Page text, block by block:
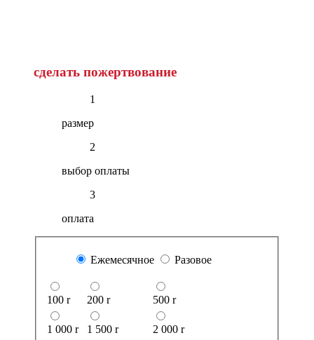
сделать пожертвование
1
размер
2
выбор оплаты
3
оплата
Ежемесячное Разовое
100 r 200 r 500 r
1 000 r 1 500 r 2 000 r